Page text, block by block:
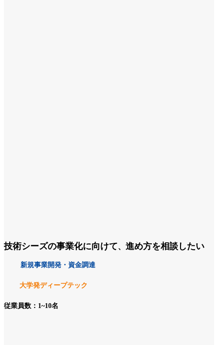
技術シーズの事業化に向けて、 進め方を相談したい
新規事業開発・資金調達
大学発ディープテック
従業員数：1~10名